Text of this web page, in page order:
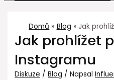
Domů Blog Jak
Jak prohlížet
Instagramu
Diskuze /Blog / Napsal